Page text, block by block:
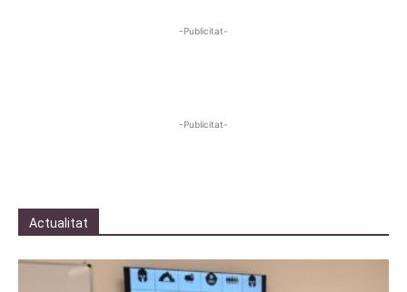
-Publicitat-
-Publicitat-
Actualitat